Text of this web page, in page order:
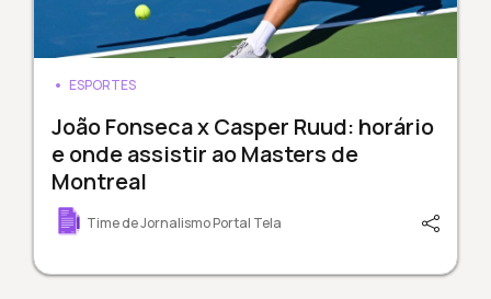
ESPORTES
João Fonseca x Casper Ruud: horário
e onde assistir ao Masters de
Montreal
Time de Jornalismo Portal Tela